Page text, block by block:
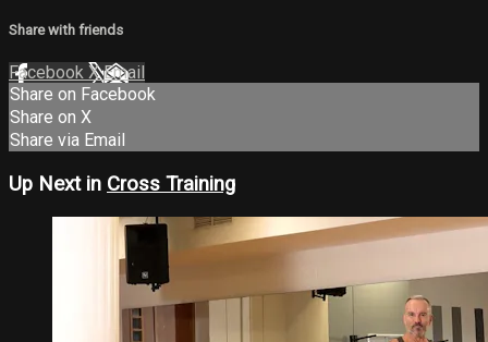
Share with friends
Facebook XEmail
Share on Facebook
Share on X
Share via Email
Up Next in Cross Training